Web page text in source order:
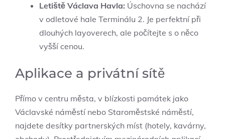
Letiště Václava Havla: Úschovna se nachází
v odletové hale Terminálu 2. Je perfektní při
dlouhých layoverech, ale počítejte s o něco
vyšší cenou.
Aplikace a privátní sítě
Přímo v centru města, v blízkosti památek jako
Václavské náměstí nebo Staroměstské náměstí,
najdete desítky partnerských míst (hotely, kavárny,